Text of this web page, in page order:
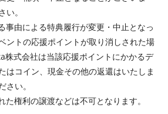
い。
事由による特典履行が変更・中止となっ
ントの応援ポイントが取り消しされた場
株式会社は当該応援ポイントにかかるデ
はコイン、現金その他の返還はいたしま
さい。
た権利の譲渡などは不可となります。